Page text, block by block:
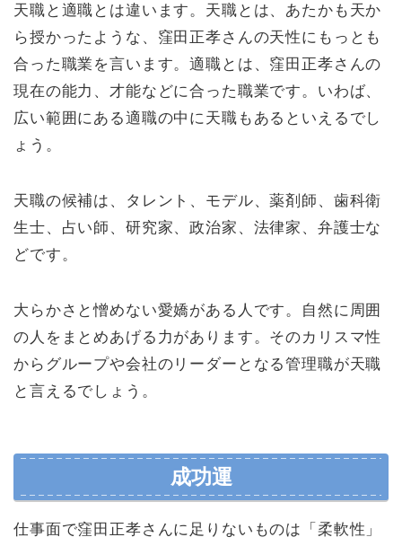
天職と適職とは違います。天職とは、あたかも天か
ら授かったような、窪田正孝さんの天性にもっとも
合った職業を言います。適職とは、窪田正孝さんの
現在の能力、才能などに合った職業です。いわば、
広い範囲にある適職の中に天職もあるといえるでし
ょう。
天職の候補は、タレント、モデル、薬剤師、歯科衛
生士、占い師、研究家、政治家、法律家、弁護士な
どです。
大らかさと憎めない愛嬌がある人です。自然に周囲
の人をまとめあげる力があります。そのカリスマ性
からグループや会社のリーダーとなる管理職が天職
と言えるでしょう。
成功運
仕事面で窪田正孝さんに足りないものは「柔軟性」